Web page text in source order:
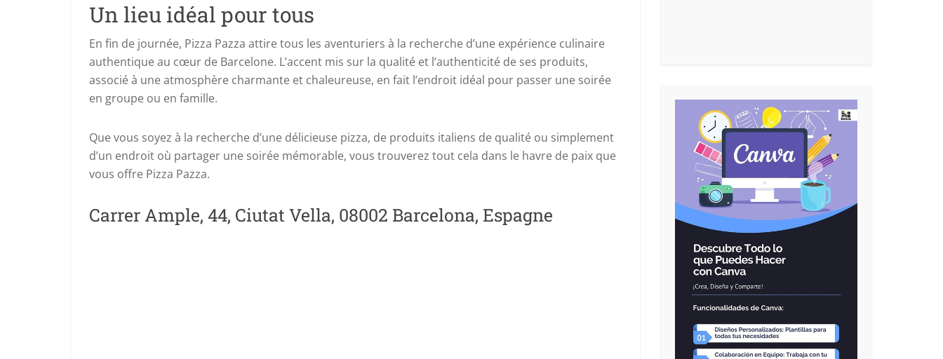
Un lieu idéal pour tous
En fin de journée, Pizza Pazza attire tous les aventuriers à la recherche d’une expérience culinaire
authentique au cœur de Barcelone. L’accent mis sur la qualité et l’authenticité de ses produits,
associé à une atmosphère charmante et chaleureuse, en fait l’endroit idéal pour passer une soirée
en groupe ou en famille.
Que vous soyez à la recherche d’une délicieuse pizza, de produits italiens de qualité ou simplement
d’un endroit où partager une soirée mémorable, vous trouverez tout cela dans le havre de paix que
vous offre Pizza Pazza.
Carrer Ample, 44, Ciutat Vella, 08002 Barcelona, Espagne